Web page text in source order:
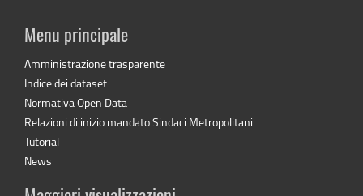
Menu principale
Amministrazione trasparente
Indice dei dataset
Normativa Open Data
Relazioni di inizio mandato Sindaci Metropolitani
Tutorial
News